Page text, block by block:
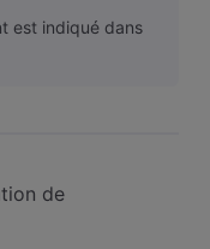
est indiqué dans
de